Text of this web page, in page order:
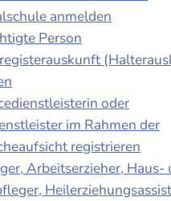
anmelden
Person
oder
im Rahmen der
registrieren
Arbeitserzieher, Haus-